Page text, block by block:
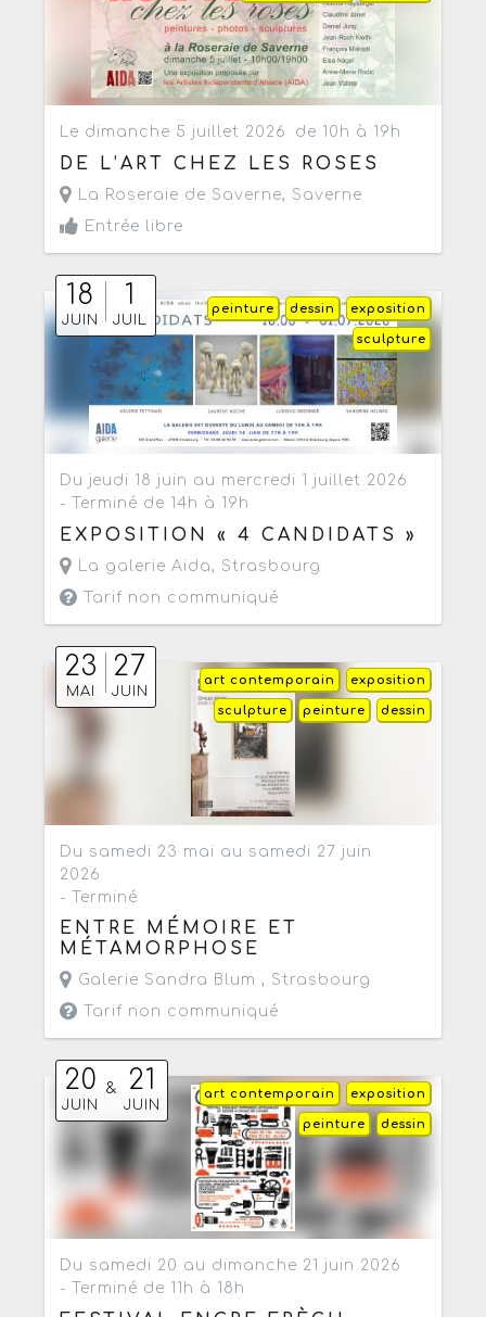
Le dimanche 5 juillet 2026 de 10h à 19h
DE L’ART CHEZ LES ROSES
La Roseraie de Saverne, Saverne
Entrée libre
18
JUIN
1
JUIL
exposition
dessin
peinture
sculpture
Du jeudi 18 juin au mercredi 1 juillet 2026
- Terminé de 14h à 19h
EXPOSITION « 4 CANDIDATS »
La galerie Aida, Strasbourg
Tarif non communiqué
23
MAI
27
JUIN
exposition
art contemporain
dessin
peinture
sculpture
Du samedi 23 mai au samedi 27 juin
2026
- Terminé
ENTRE MÉMOIRE ET
MÉTAMORPHOSE
Galerie Sandra Blum , Strasbourg
Tarif non communiqué
20
JUIN
& 21
JUIN
exposition
art contemporain
dessin
peinture
Du samedi 20 au dimanche 21 juin 2026
- Terminé de 11h à 18h